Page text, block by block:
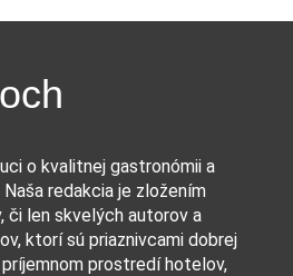
o kvalitnej gastronómii a
redakcia je zložením
či len skvelých autorov a
ktorí sú priaznivcami dobrej
príjemnom prostredí hotelov,